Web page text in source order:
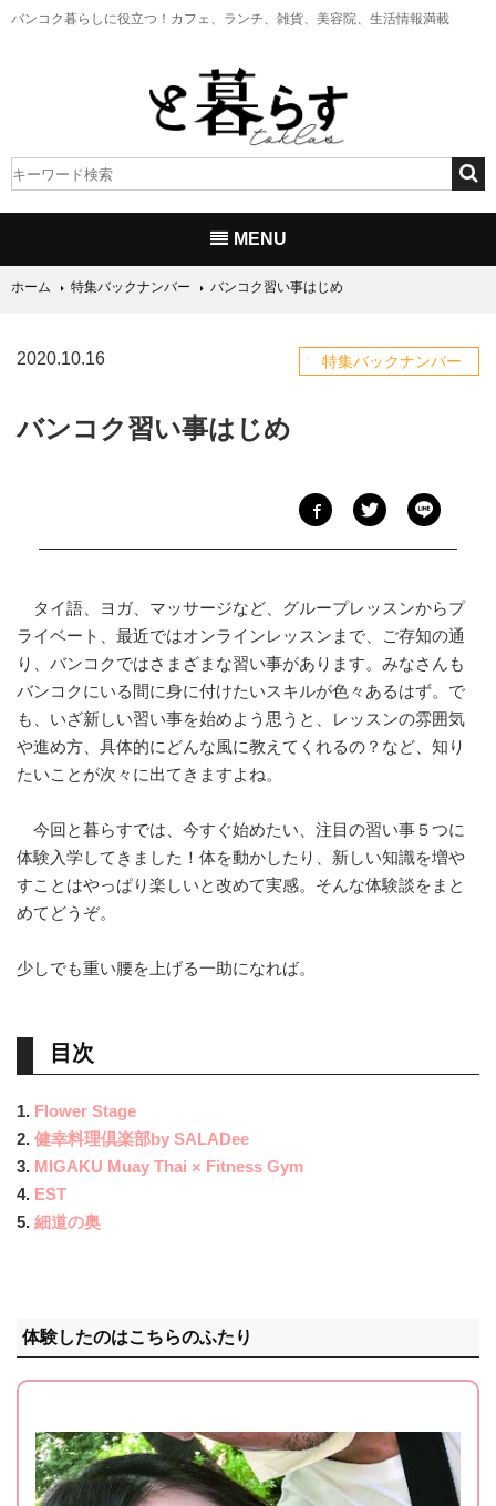
バンコク暮らしに役立つ！ カフェ、ランチ、雑貨、美容院、生活情報満載
MENU
ホーム 特集バックナンバー バンコク習い事はじめ
2020.10.16 特集バックナンバー
バンコク習い事はじめ
タイ語、ヨガ、マッサージなど、グループレッスンからプ
ライベート、最近ではオンラインレッスンまで、ご存知の通
り、バンコクではさまざまな習い事があります。みなさんも
バンコクにいる間に身に付けたいスキルが色々あるはず。で
も、いざ新しい習い事を始めよう思うと、レッスンの雰囲気
や進め方、具体的にどんな風に教えてくれるの？など、知り
たいことが次々に出てきますよね。
今回と暮らすでは、今すぐ始めたい、注目の習い事５つに
体験入学してきました！体を動かしたり、新しい知識を増や
すことはやっぱり楽しいと改めて実感。そんな体験談をまと
めてどうぞ。
少しでも重い腰を上げる一助になれば。
目次
1. Flower Stage
2. 健幸料理倶楽部by SALADee
3. MIGAKU Muay Thai × Fitness Gym
4. EST
5. 細道の奥
体験したのはこちらのふたり